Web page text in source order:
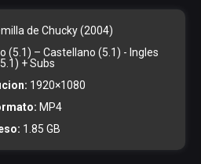
de Chucky (2004)
(5.1) – Castellano (5.1) - Ingles
+ Subs
1920×1080
MP4
1.85 GB